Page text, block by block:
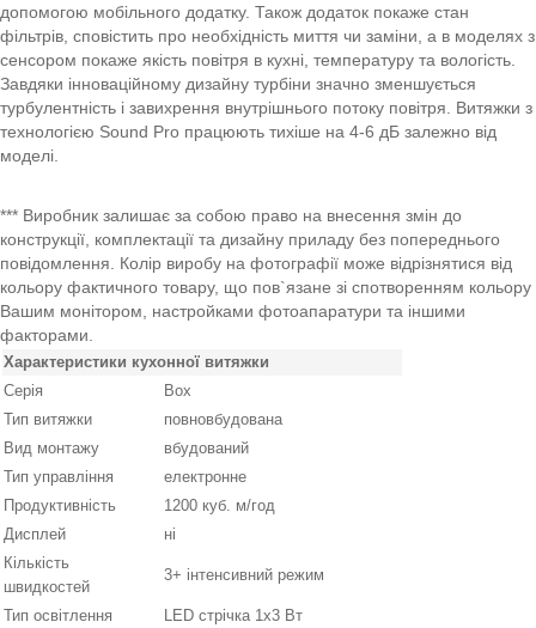
допомогою мобільного додатку. Також додаток покаже стан
фільтрів, сповістить про необхідність миття чи заміни, а в моделях з
сенсором покаже якість повітря в кухні, температуру та вологість.
Завдяки інноваційному дизайну турбіни значно зменшується
турбулентність і завихрення внутрішнього потоку повітря. Витяжки з
технологією Sound Pro працюють тихіше на 4-6 дБ залежно від
моделі.
*** Виробник залишає за собою право на внесення змін до
конструкції, комплектації та дизайну приладу без попереднього
повідомлення. Колір виробу на фотографії може відрізнятися від
кольору фактичного товару, що пов`язане зі спотворенням кольору
Вашим монітором, настройками фотоапаратури та іншими
факторами.
Характеристики кухонної витяжки
Серія
Box
Тип витяжки
повновбудована
Вид монтажу
вбудований
Тип управління
електронне
Продуктивність
1200 куб. м/год
Дисплей
ні
Кількість
швидкостей
3+ інтенсивний режим
Тип освітлення
LED стрічка 1х3 Вт